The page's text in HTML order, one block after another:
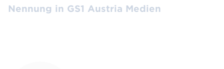
Nennung in GS1 Austria Medien